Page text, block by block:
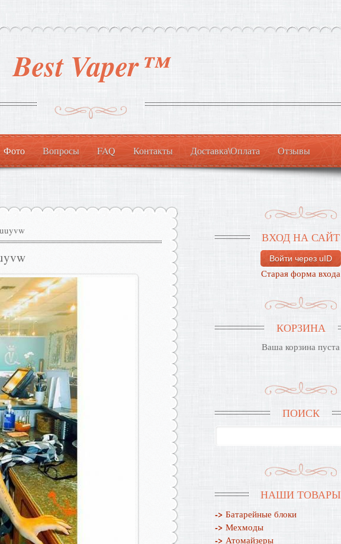
Best Vaper™
Фото Вопросы FAQ Контакты Доставка\Оплата Отзывы
ВХОД НА САЙТ
Войти через uID
Старая форма входа
КОРЗИНА
Ваша корзина пуста
ПОИСК
НАШИ ТОВАРЫ
-> Батарейные блоки
-> Мехмоды
-> Атомайзеры